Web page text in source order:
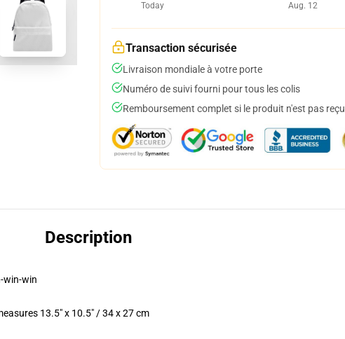
Today
Aug. 12
Transaction sécurisée
Livraison mondiale à votre porte
Numéro de suivi fourni pour tous les colis
Remboursement complet si le produit n'est pas reçu
Description
win-win
13.5" x 10.5" / 34 x 27 cm